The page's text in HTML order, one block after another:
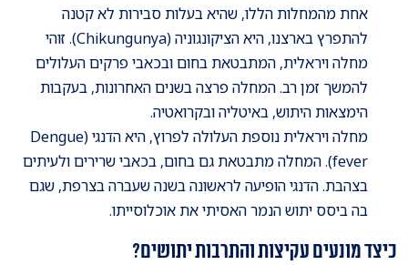
אחת מהמחלות הללו, שהיא בעלות סבירות לא קטנה
להתפרץ בארצנו, היא הציקונגוניה (Chikungunya). זוהי
מחלה ויראלית, המתבטאת בחום ובכאבי פרקים העלולים
להמשך זמן רב. המחלה פרצה בשנים האחרונות, בעקבות
הימצאות היתוש, באיטליה ובקרואטיה.
מחלה ויראלית נוספת העלולה לפרוץ, היא הדנגי (Dengue
fever). המחלה מתבטאת גם בחום, בכאבי שרירים ולעיתים
בצהבת. הדנגי הופיעה לראשונה בשנה שעברה בצרפת, שגם
בה ביסס יתוש הנמר האסיתי את אוכלוסייתו.
כיצד מונעים עקיצות והתרבות יתושים?